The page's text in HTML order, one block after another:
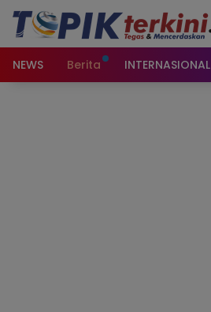
Langsung
konten
NEWS
Berita INTERNASIONAL